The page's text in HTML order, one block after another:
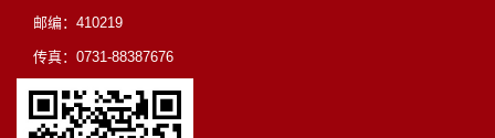
邮编：410219
传真：0731-88387676